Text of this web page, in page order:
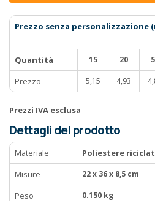
Prezzo senza personalizzazione
Quantità
15 20
Prezzo 5,15 4,93
Prezzi IVA esclusa
Dettagli del prodotto
Materiale
Poliestere
Misure
22 x 36 x 8,5 cm
Peso 0.150 kg